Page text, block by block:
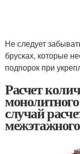
Не следует
брусках, которые
подпорок при
Расчет
случай